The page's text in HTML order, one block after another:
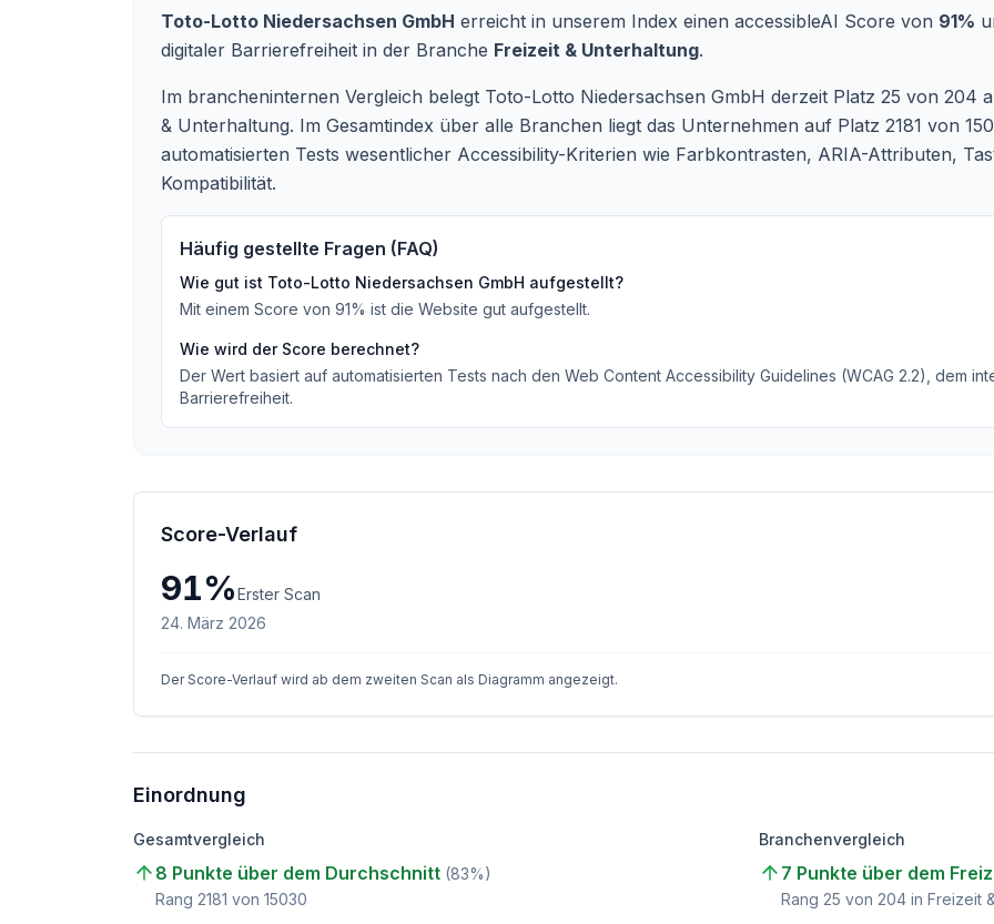
Toto-Lotto Niedersachsen GmbH erreicht in unserem Index einen accessibleAI Score von 91%
digitaler Barrierefreiheit in der Branche Freizeit & Unterhaltung.
Im brancheninternen Vergleich belegt Toto-Lotto Niedersachsen GmbH derzeit Platz 25 von 204
& Unterhaltung. Im Gesamtindex über alle Branchen liegt das Unternehmen auf Platz 2181 von
automatisierten Tests wesentlicher Accessibility-Kriterien wie Farbkontrasten, ARIA-Attributen,
Kompatibilität.
Häufig gestellte Fragen (FAQ)
Wie gut ist Toto-Lotto Niedersachsen GmbH aufgestellt?
Mit einem Score von 91% ist die Website gut aufgestellt.
Wie wird der Score berechnet?
Der Wert basiert auf automatisierten Tests nach den Web Content Accessibility Guidelines (WCAG 2.2), dem
Barrierefreiheit.
Score-Verlauf
91%Erster Scan
24. März 2026
Der Score-Verlauf wird ab dem zweiten Scan als Diagramm angezeigt.
Einordnung
Gesamtvergleich
8 Punkte über dem Durchschnitt (83%)
Rang 2181 von 15030
Branchenvergleich
7 Punkte über dem
Rang 25 von 204 in Freizeit